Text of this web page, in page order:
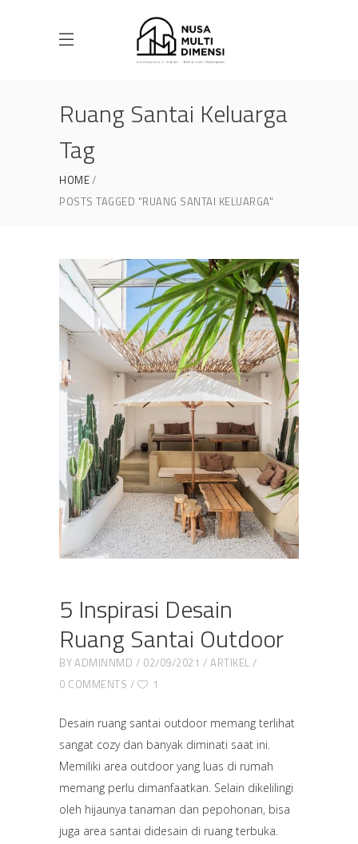
Ruang Santai Keluarga
Tag
HOME
POSTS TAGGED "RUANG SANTAI KELUARGA"
5 Inspirasi Desain
Ruang Santai Outdoor
BYADMINNMD 02/09/2021
ARTIKEL
0 COMMENTS
1
Desain ruang santai outdoor memang terlihat
sangat cozy dan banyak diminati saat ini.
Memiliki area outdoor yang luas di rumah
memang perlu dimanfaatkan. Selain dikelilingi
oleh hijaunya tanaman dan pepohonan, bisa
juga area santai didesain di ruang terbuka.